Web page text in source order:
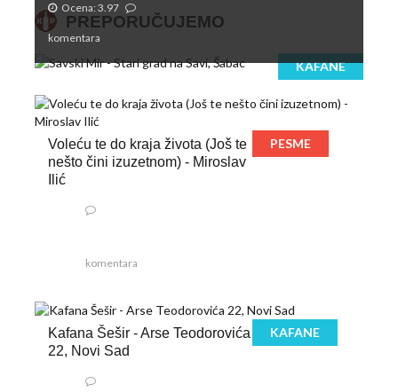
PREPORUČUJEMO
KAFANE
Ocena: 3.97
komentara
Voleću te do kraja života (Još te
nešto čini izuzetnom) - Miroslav
Ilić
PESME
komentara
Kafana Šešir - Arse Teodorovića
22, Novi Sad
KAFANE